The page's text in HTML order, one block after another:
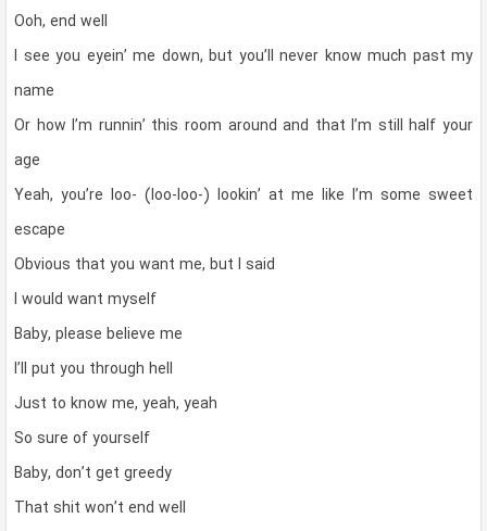
Ooh, end well
I see you eyein’ me down, but you’ll never know much past my
name
Or how I’m runnin’ this room around and that I’m still half your
age
Yeah, you’re loo- (loo-loo-) lookin’ at me like I’m some sweet
escape
Obvious that you want me, but I said
I would want myself
Baby, please believe me
I’ll put you through hell
Just to know me, yeah, yeah
So sure of yourself
Baby, don’t get greedy
That shit won’t end well